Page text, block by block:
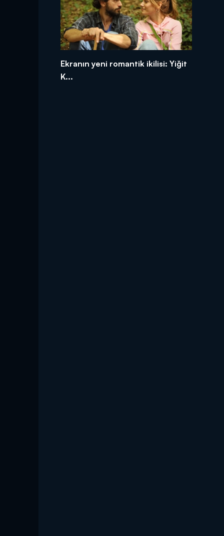
Ekranın yeni romantik ikilisi: Yiğit
K...